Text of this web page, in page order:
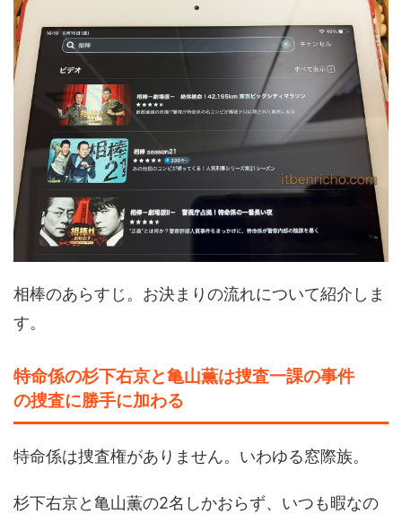
相棒のあらすじ。お決まりの流れについて紹介しま
す。
特命係の杉下右京と亀山薫は捜査一課の事件
の捜査に勝手に加わる
特命係は捜査権がありません。いわゆる窓際族。
杉下右京と亀山薫の2名しかおらず、いつも暇なの